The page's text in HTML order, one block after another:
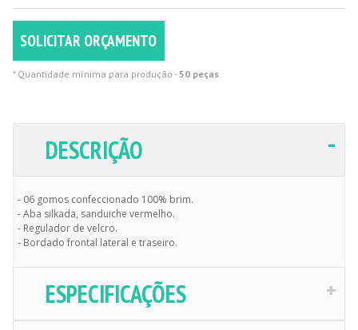
SOLICITAR ORÇAMENTO
* Quantidade mínima para produção -50 peças
DESCRIÇÃO
- 06 gomos confeccionado 100% brim.
- Aba silkada, sanduiche vermelho.
- Regulador de velcro.
- Bordado frontal lateral e traseiro.
ESPECIFICAÇÕES